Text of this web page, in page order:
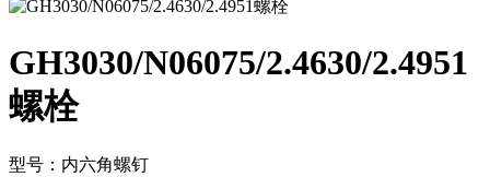
GH3030/N06075/2.4630/2.4951
螺栓
型号：内六角螺钉